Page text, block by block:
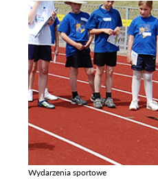
Wydarzenia sportowe